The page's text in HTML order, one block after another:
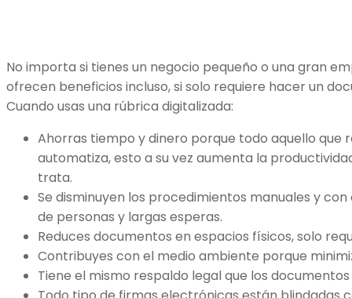
No importa si tienes un negocio pequeño o una gran
ofrecen beneficios incluso, si solo requiere hacer un
Cuando usas una rúbrica digitalizada:
Ahorras tiempo y dinero porque todo aquello que
automatiza, esto a su vez aumenta la
trata.
Se disminuyen los procedimientos manuales y
de personas y largas esperas.
Reduces documentos en espacios físicos, solo
Contribuyes con el medio ambiente porque
Tiene el mismo respaldo legal que los